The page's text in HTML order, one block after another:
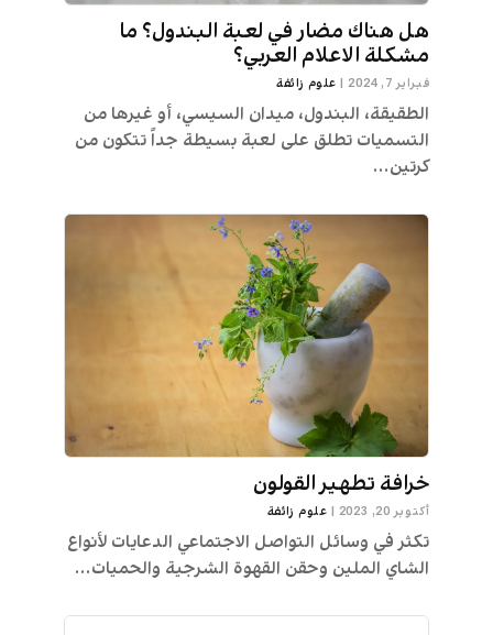
هل هناك مضار في لعبة البندول؟ ما
مشكلة الاعلام العربي؟
فبراير 7, 2024 | علوم زائفة
الطقيقة، البندول، ميدان السيسي، أو غيرها من
التسميات تطلق على لعبة بسيطة جداً تتكون من
كرتين...
خرافة تطهير القولون
أكتوبر 20, 2023 | علوم زائفة
تكثر في وسائل التواصل الاجتماعي الدعايات لأنواع
الشاي الملين وحقن القهوة الشرجية والحميات...